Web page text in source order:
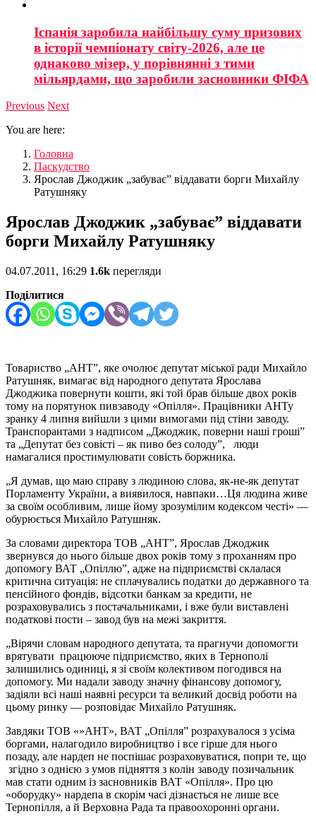
Іспанія заробила найбільшу суму призових
в історії чемпіонату світу-2026, але це
однаково мізер, у порівнянні з тими
мільярдами, що заробили засновники ФІФА
Previous Next
You are here:
Головна
Паскудство
Ярослав Джоджик „забуває” віддавати борги Михайлу
Ратушняку
Ярослав Джоджик „забуває” віддавати
борги Михайлу Ратушняку
04.07.2011, 16:29 1.6k перегляди
Поділитися
Товариство „АНТ”, яке очолює депутат міської ради Михайло
Ратушняк, вимагає від народного депутата Ярослава
Джоджика повернути кошти, які той брав більше двох років
тому на порятунок пивзаводу «Опілля». Працівники АНТу
зранку 4 липня вийшли з цими вимогами під стіни заводу.
Транспорантами з надписом „Джоджик, поверни наші гроші”
та „Депутат без совісті – як пиво без солоду”, люди
намагалися простимулювати совість боржника.
„Я думав, що маю справу з людиною слова, як-не-як депутат
Порламенту України, а виявилося, навпаки…Ця людина живе
за своїм особливим, лише йому зрозумілим кодексом честі» —
обурюється Михайло Ратушняк.
За словами директора ТОВ „АНТ”, Ярослав Джоджик
звернувся до нього більше двох років тому з проханням про
допомогу ВАТ „Опіллю”, адже на підприємстві склалася
критична ситуація: не сплачувались податки до державного та
пенсійного фондів, відсотки банкам за кредити, не
розраховувались з постачальниками, і вже були виставлені
податкові пости – завод був на межі закриття.
„Вірячи словам народного депутата, та прагнучи допомогти
врятувати працююче підприємство, яких в Тернополі
залишились одиниці, я зі своїм колективом погодився на
допомогу. Ми надали заводу значну фінансову допомогу,
задіяли всі наші наявні ресурси та великий досвід роботи на
цьому ринку — розповідає Михайло Ратушняк.
Завдяки ТОВ «»АНТ», ВАТ „Опілля” розрахувалося з усіма
боргами, налагодило виробництво і все гірше для нього
позаду, але нардеп не поспішає розраховуватися, попри те, що
згідно з однією з умов підняття з колін заводу позичальник
мав стати одним із засновників ВАТ «Опілля». Про цю
«оборудку» нардепа в скорім часі дізнається не лише все
Тернопілля, а й Верховна Рада та правоохоронні органи.